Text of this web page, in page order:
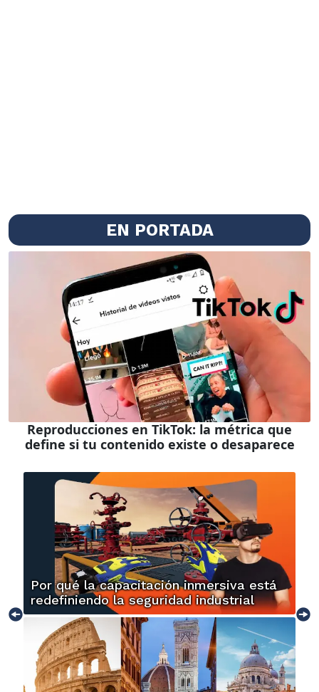
EN PORTADA
Reproducciones en TikTok: la métrica que
define si tu contenido existe o desaparece
Por qué la capacitación inmersiva está
redefiniendo la seguridad industrial